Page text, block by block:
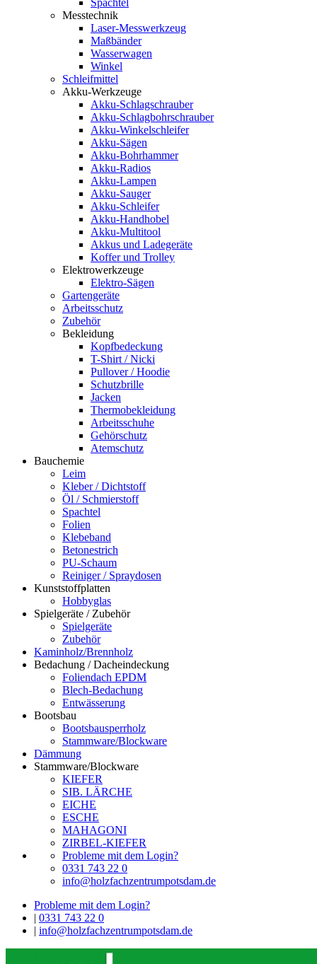
Spachtel
Messtechnik
Laser-Messwerkzeug
Maßbänder
Wasserwagen
Winkel
Schleifmittel
Akku-Werkzeuge
Akku-Schlagschrauber
Akku-Schlagbohrschrauber
Akku-Winkelschleifer
Akku-Sägen
Akku-Bohrhammer
Akku-Radios
Akku-Lampen
Akku-Sauger
Akku-Schleifer
Akku-Handhobel
Akku-Multitool
Akkus und Ladegeräte
Koffer und Trolley
Elektrowerkzeuge
Elektro-Sägen
Gartengeräte
Arbeitsschutz
Zubehör
Bekleidung
Kopfbedeckung
T-Shirt / Nicki
Pullover / Hoodie
Schutzbrille
Jacken
Thermobekleidung
Arbeitsschuhe
Gehörschutz
Atemschutz
Bauchemie
Leim
Kleber / Dichtstoff
Öl / Schmierstoff
Spachtel
Folien
Klebeband
Betonestrich
PU-Schaum
Reiniger / Spraydosen
Kunststoffplatten
Hobbyglas
Spielgeräte / Zubehör
Spielgeräte
Zubehör
Kaminholz/Brennholz
Bedachung / Dacheindeckung
Foliendach EPDM
Blech-Bedachung
Entwässerung
Bootsbau
Bootsbausperrholz
Stammware/Blockware
Dämmung
Stammware/Blockware
KIEFER
SIB. LÄRCHE
EICHE
ESCHE
MAHAGONI
ZIRBEL-KIEFER
Probleme mit dem Login?
0331 743 22 0
info@holzfachzentrumpotsdam.de
Probleme mit dem Login?
| 0331 743 22 0
| info@holzfachzentrumpotsdam.de